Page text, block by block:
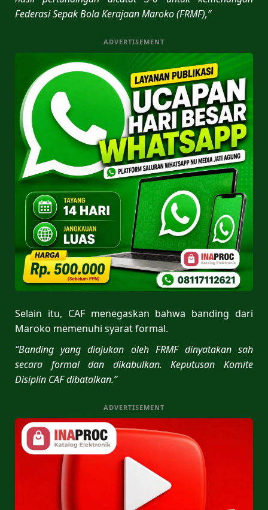
Federasi Sepak Bola Kerajaan Maroko (FRMF),”
ADVERTISEMENT
Selain itu, CAF menegaskan bahwa banding dari
Maroko memenuhi syarat formal.
“Banding yang diajukan oleh FRMF dinyatakan sah
secara formal dan dikabulkan. Keputusan Komite
Disiplin CAF dibatalkan.”
ADVERTISEMENT